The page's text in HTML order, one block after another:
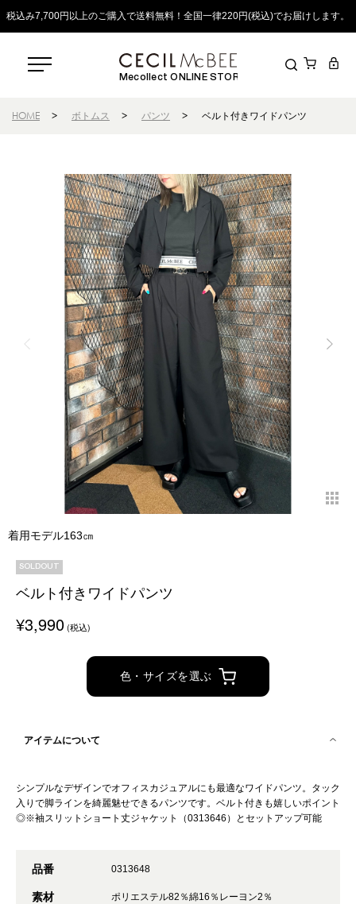
税込み7,700円以上のご購入で送料無料！全国一律220円(税込)でお届けします。
Mecollect ONLINE STORE
HOME > ボトムス > パンツ > ベルト付きワイドパンツ
着用モデル163㎝
SOLDOUT
ベルト付きワイドパンツ
¥3,990(税込)
色・サイズを選ぶ
アイテムについて
シンプルなデザインでオフィスカジュアルにも最適なワイドパンツ。タック
入りで脚ラインを綺麗魅せできるパンツです。ベルト付きも嬉しいポイント
◎※袖スリットショート丈ジャケット（0313646）とセットアップ可能
品番 0313648
素材 ポリエステル82％綿16％レーヨン2％